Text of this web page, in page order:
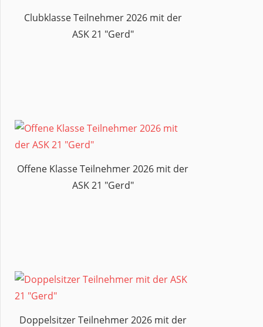
MÖNCHSHEIDE
Clubklasse Teilnehmer 2026 mit der
ASK 21 "Gerd"
Offene Klasse Teilnehmer 2026 mit der
ASK 21 "Gerd"
Doppelsitzer Teilnehmer 2026 mit der